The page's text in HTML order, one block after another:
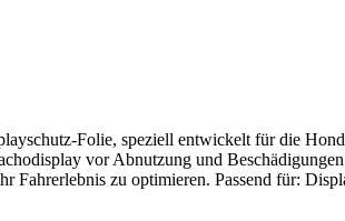
Folie, speziell entwickelt für die
vor Abnutzung und
zu optimieren. Passend für: